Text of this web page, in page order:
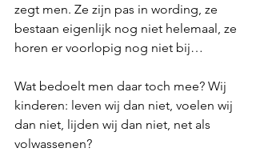
zegt men. Ze zijn pas in wording, ze
bestaan eigenlijk nog niet helemaal, ze
horen er voorlopig nog niet bij…
Wat bedoelt men daar toch mee? Wij
kinderen: leven wij dan niet, voelen wij
dan niet, lijden wij dan niet, net als
volwassenen?